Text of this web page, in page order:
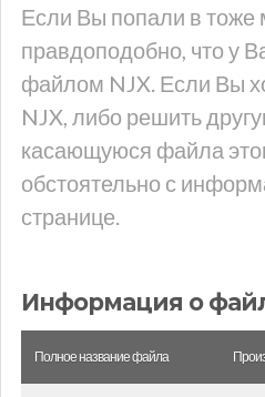
Если Вы попали в тоже
правдоподобно, что у
файлом NJX. Если Вы
NJX, либо решить
касающуюся файла
обстоятельно с
странице.
Информация о
Полное название файла